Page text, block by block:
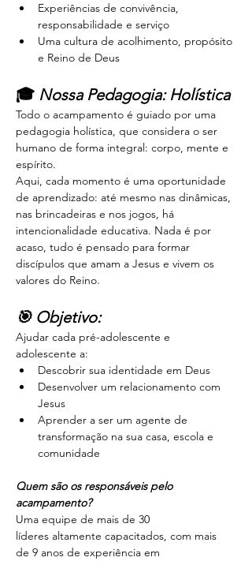
Experiências de convivência,
responsabilidade e serviço
Uma cultura de acolhimento, propósito
e Reino de Deus
🎓 Nossa Pedagogia: Holística
Todo o acampamento é guiado por uma
pedagogia holística, que considera o ser
humano de forma integral: corpo, mente e
espírito.
Aqui, cada momento é uma oportunidade
de aprendizado: até mesmo nas dinâmicas,
nas brincadeiras e nos jogos, há
intencionalidade educativa. Nada é por
acaso, tudo é pensado para formar
discípulos que amam a Jesus e vivem os
valores do Reino.
🎯 Objetivo:
Ajudar cada pré-adolescente e
adolescente a:
Descobrir sua identidade em Deus
Desenvolver um relacionamento com
Jesus
Aprender a ser um agente de
transformação na sua casa, escola e
comunidade
Quem são os responsáveis pelo
acampamento?
Uma equipe de mais de 30
líderes altamente capacitados, com mais
de 9 anos de experiência em